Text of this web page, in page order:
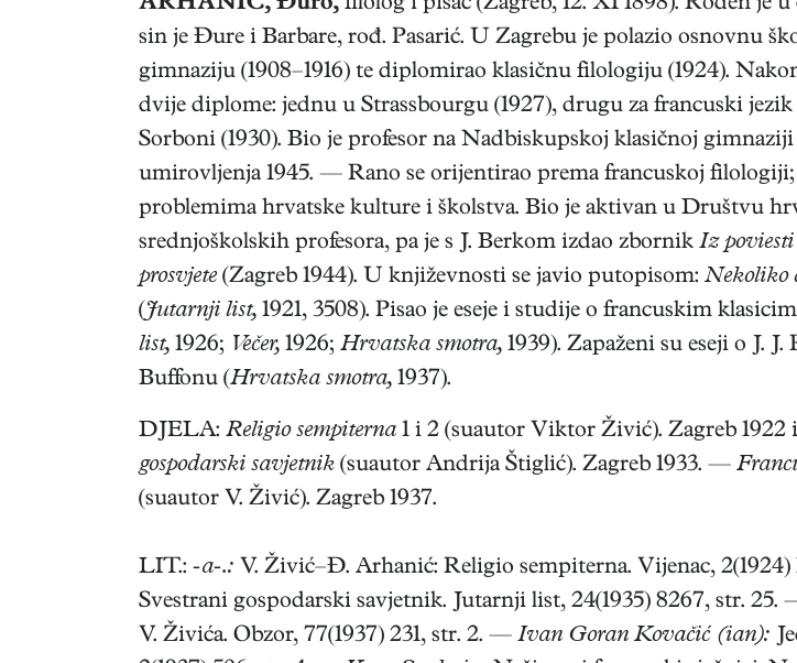
ARHANIĆ, Đuro, filolog i pisac (Zagreb, 12. XI 1898). Rođen je
sin je Đure i Barbare, rođ. Pasarić. U Zagrebu je polazio osnovnu
gimnaziju (1908–1916) te diplomirao klasičnu filologiju (1924).
dvije diplome: jednu u Strassbourgu (1927), drugu za francuski
Sorboni (1930). Bio je profesor na Nadbiskupskoj klasičnoj
umirovljenja 1945. — Rano se orijentirao prema francuskoj filologiji;
problemima hrvatske kulture i školstva. Bio je aktivan u Društvu
srednjoškolskih profesora, pa je s J. Berkom izdao zbornik Iz
prosvjete (Zagreb 1944). U književnosti se javio putopisom: Nekoliko
(Jutarnji list, 1921, 3508). Pisao je eseje i studije o francuskim
list, 1926; Večer, 1926; Hrvatska smotra, 1939). Zapaženi su eseji o J. J.
Buffonu (Hrvatska smotra, 1937).
DJELA: Religio sempiterna 1 i 2 (suautor Viktor Živić). Zagreb 1922
gospodarski savjetnik (suautor Andrija Štiglić). Zagreb 1933. —
(suautor V. Živić). Zagreb 1937.
LIT.: -a-.: V. Živić–Đ. Arhanić: Religio sempiterna. Vijenac,
Svestrani gospodarski savjetnik. Jutarnji list, 24(1935) 8267, str.
V. Živića. Obzor, 77(1937) 231, str. 2. — Ivan Goran Kovačić (ian):